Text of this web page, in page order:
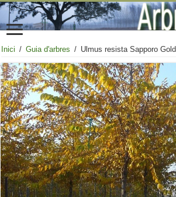
Inici / Guia d'arbres / Ulmus resista Sapporo Gold